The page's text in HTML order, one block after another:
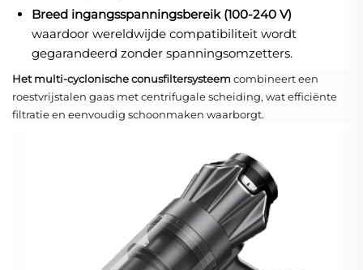
Breed ingangsspanningsbereik (100-240 V)
waardoor wereldwijde compatibiliteit wordt
gegarandeerd zonder spanningsomzetters.
Het multi-cyclonische conusfiltersysteemcombineert een
roestvrijstalen gaas met centrifugale scheiding, wat efficiënte
filtratie en eenvoudig schoonmaken waarborgt.